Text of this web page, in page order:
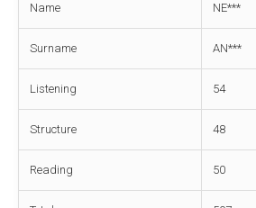
Name NE***
Surname AN***
Listening 54
Structure 48
Reading 50